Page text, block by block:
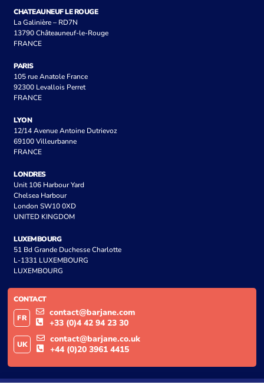
CHATEAUNEUF LE ROUGE
La Galinière – RD7N
13790 Châteauneuf-le-Rouge
FRANCE
PARIS
105 rue Anatole France
92300 Levallois Perret
FRANCE
LYON
12/14 Avenue Antoine Dutrievoz
69100 Villeurbanne
FRANCE
LONDRES
Unit 106 Harbour Yard
Chelsea Harbour
London SW10 0XD
UNITED KINGDOM
LUXEMBOURG
51 Bd Grande Duchesse Charlotte
L-1331 LUXEMBOURG
LUXEMBOURG
CONTACT
FR
contact@barjane.com
+33 (0)4 42 94 23 30
UK
contact@barjane.co.uk
+44 (0)20 3961 4415